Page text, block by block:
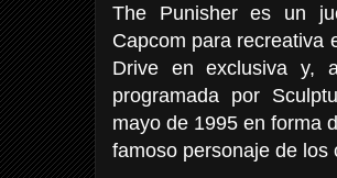
The Punisher es un
Capcom para recreativa
Drive en exclusiva y,
programada por
mayo de 1995 en forma
famoso personaje de los